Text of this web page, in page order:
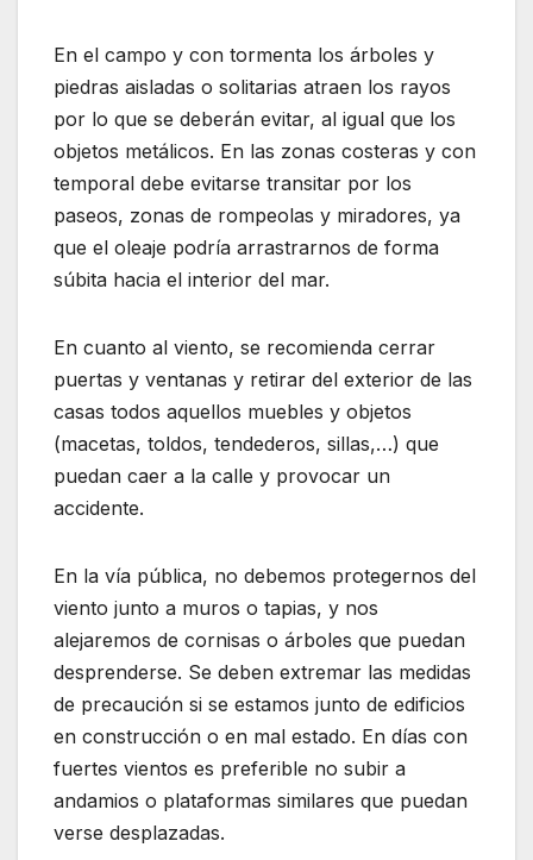
En el campo y con tormenta los árboles y
piedras aisladas o solitarias atraen los rayos
por lo que se deberán evitar, al igual que los
objetos metálicos. En las zonas costeras y con
temporal debe evitarse transitar por los
paseos, zonas de rompeolas y miradores, ya
que el oleaje podría arrastrarnos de forma
súbita hacia el interior del mar.
En cuanto al viento, se recomienda cerrar
puertas y ventanas y retirar del exterior de las
casas todos aquellos muebles y objetos
(macetas, toldos, tendederos, sillas,…) que
puedan caer a la calle y provocar un
accidente.
En la vía pública, no debemos protegernos del
viento junto a muros o tapias, y nos
alejaremos de cornisas o árboles que puedan
desprenderse. Se deben extremar las medidas
de precaución si se estamos junto de edificios
en construcción o en mal estado. En días con
fuertes vientos es preferible no subir a
andamios o plataformas similares que puedan
verse desplazadas.